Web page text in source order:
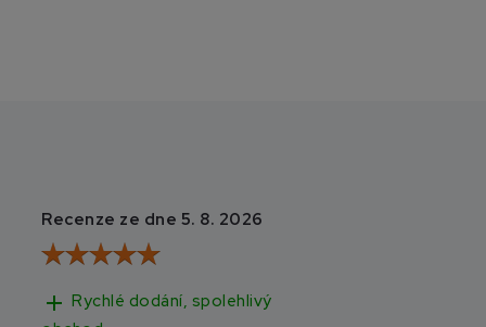
Recenze ze dne 5. 8. 2026
add Rychlé dodání, spolehlivý